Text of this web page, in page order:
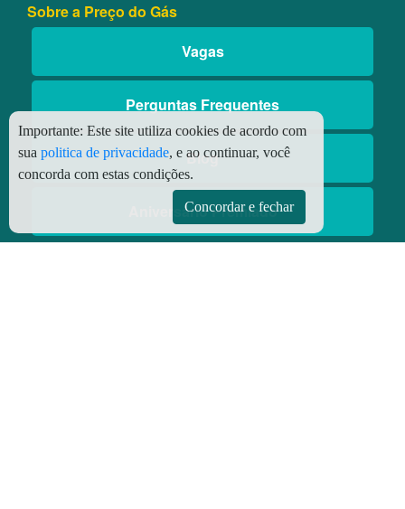
Sobre a Preço do Gás
Vagas
Perguntas Frequentes
Blog
Aniversário Premiado
Importante: Este site utiliza cookies de acordo com
sua politica de privacidade, e ao continuar, você
concorda com estas condições.
Concordar e fechar